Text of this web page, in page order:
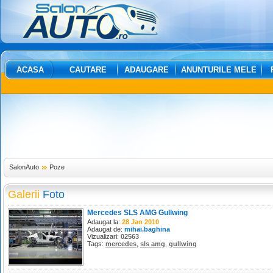
ACASA CAUTARE ADAUGARE ANUNTURILE MELE
SalonAuto Poze
Galerii Foto
Mercedes SLS AMG Gullwing
Adaugat la: 28 Jan 2010
Adaugat de: mihai.baghina
Vizualizari: 02563
Tags: mercedes sls amg gullwing